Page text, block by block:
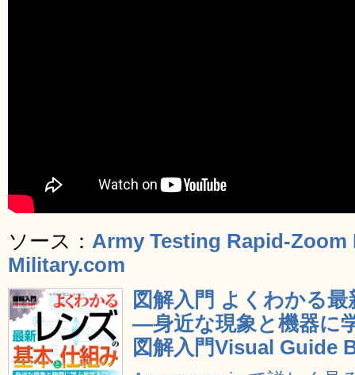
ソース： Army Testing Rapid-Zoom
Military.com
図解入門 よくわかる
―身近な現象と機器に
図解入門Visual Guide